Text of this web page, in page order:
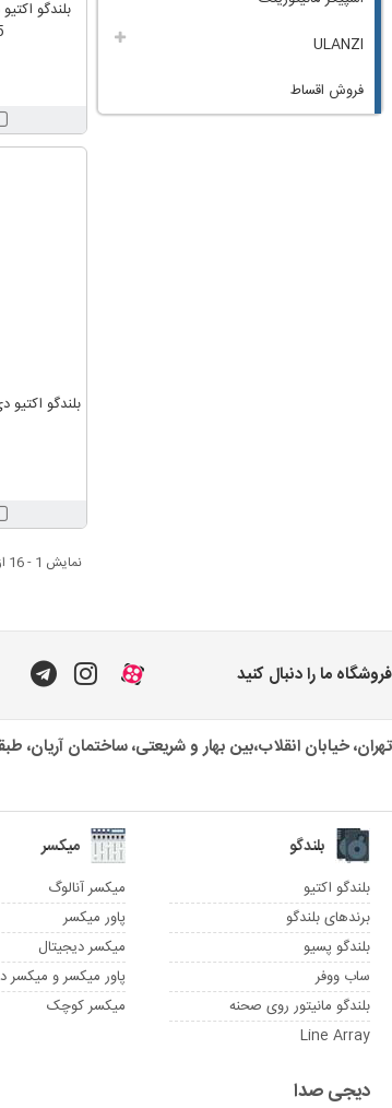
نمایش 1 - 16 از 36 آیتم
ULANZI
فروش اقساط
فروشگاه ما را دنبال کنید
تهران، خیابان انقلاب،بین بهار و شریعتی، ساختمان آریان، طبقه 2 شرقی، واحد
بلندگو
بلندگو اکتیو
برندهای بلندگو
بلندگو پسیو
ساب ووفر
بلندگو مانیتور روی صحنه
Line Array
میکسر
میکسر آنالوگ
پاور میکسر
میکسر دیجیتال
پاور میکسر و میکسر
میکسر کوچک
دیجی صدا